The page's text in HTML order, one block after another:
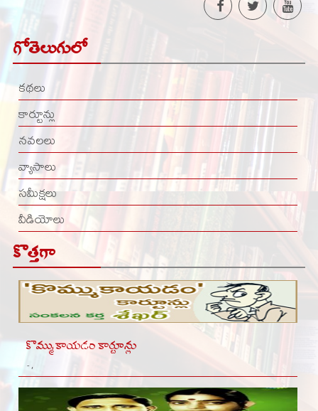
గోతెలుగులో
కథలు
కార్టూన్లు
నవలలు
వ్యాసాలు
సమీక్షలు
వీడియోలు
కొత్తగా
కొమ్ముకాయడం కార్టూన్లు
- ,